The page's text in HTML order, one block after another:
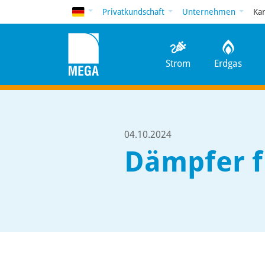
DeutschPrivatkundschaft Unternehmen
Strom Erdgas
04.10.2024
Dämpfer